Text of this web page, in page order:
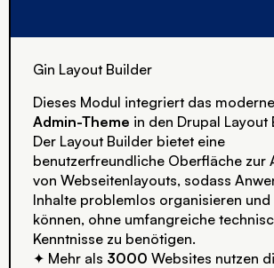
Gin Layout Builder
Dieses Modul integriert das moderne
Admin-Theme in den Drupal Layout
Der Layout Builder bietet eine
benutzerfreundliche Oberfläche zur
von Webseitenlayouts, sodass
Inhalte problemlos organisieren und
können, ohne umfangreiche
Kenntnisse zu benötigen.
✦ Mehr als 3000 Websites nutzen